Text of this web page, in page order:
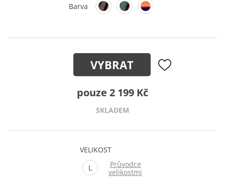
Barva
VYBRAT
pouze 2 199 Kč
SKLADEM
VELIKOST
L
Průvodce
velikostmi